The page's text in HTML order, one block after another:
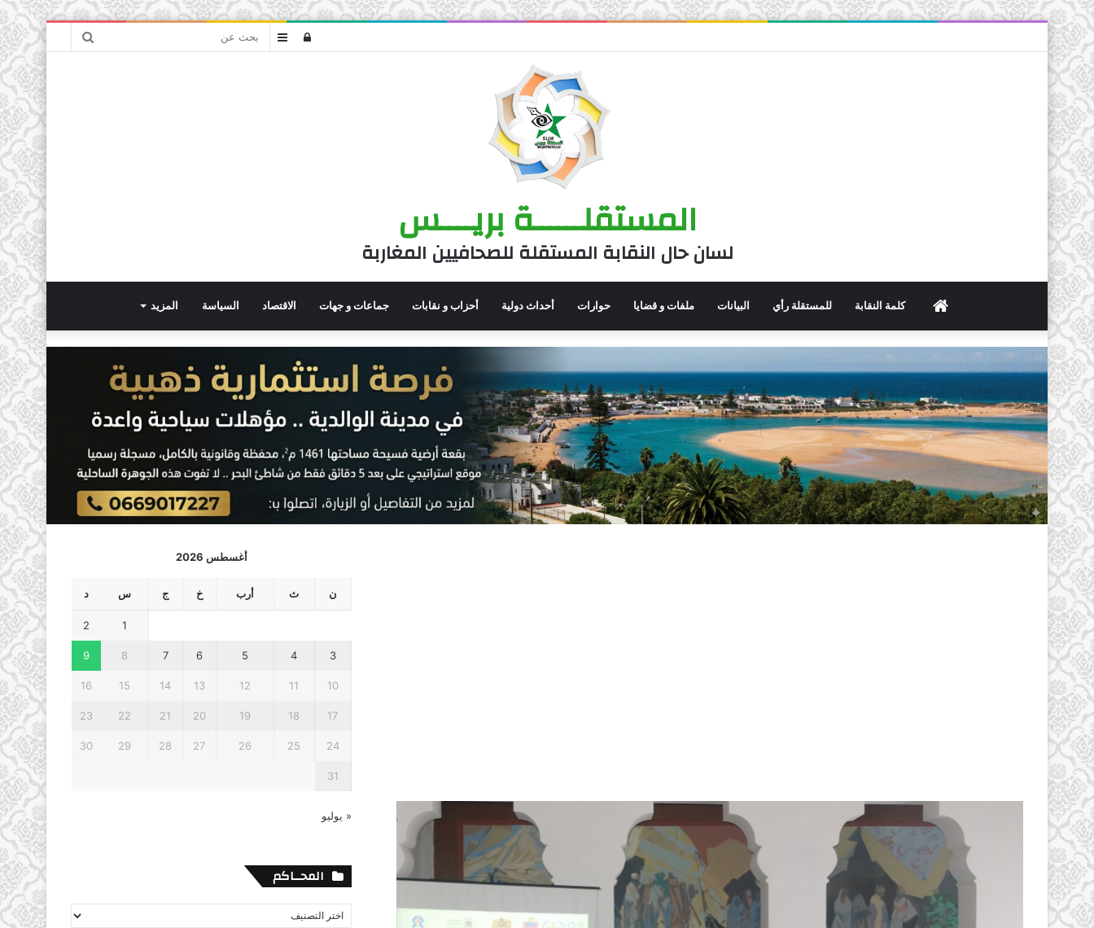
بحث
عمودتسجيل
المستقلــــــة بريــــس
لسان حال النقابة المستقلة للصحافيين المغاربة
الرئيسيةكلمة النقابة للمستقلة رأي البيانات ملفات و قضايا حوارات أحداث دولية أحزاب و نقابات جماعات و جهات الاقتصاد السياسة المزيد
أغسطس 2026
ن ث أرب خ ج س د
1
2
3
4
5
6
7
8
9
10
11
12
13
14
15
16
17
18
19
20
21
22
23
24
25
26
27
28
29
30
31
« يوليو
المحــاكم
المحــاكم